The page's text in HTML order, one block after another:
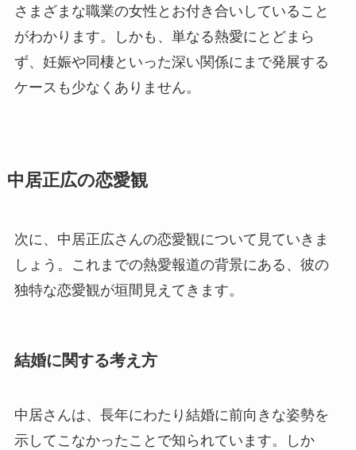
さまざまな職業の女性とお付き合いしていること
がわかります。しかも、単なる熱愛にとどまら
ず、妊娠や同棲といった深い関係にまで発展する
ケースも少なくありません。
中居正広の恋愛観
次に、中居正広さんの恋愛観について見ていきま
しょう。これまでの熱愛報道の背景にある、彼の
独特な恋愛観が垣間見えてきます。
結婚に関する考え方
中居さんは、長年にわたり結婚に前向きな姿勢を
示してこなかったことで知られています。しか